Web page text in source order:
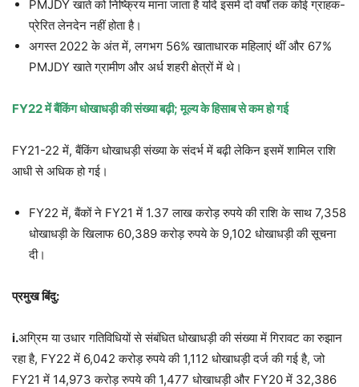
PMJDY खाते को निष्क्रिय माना जाता है यदि इसमें दो वर्षों तक कोई ग्राहक-
प्रेरित लेनदेन नहीं होता है।
अगस्त 2022 के अंत में, लगभग 56% खाताधारक महिलाएं थीं और 67%
PMJDY खाते ग्रामीण और अर्ध शहरी क्षेत्रों में थे।
FY22 में बैंकिंग धोखाधड़ी की संख्या बढ़ी; मूल्य के हिसाब से कम हो गई
FY21-22 में, बैंकिंग धोखाधड़ी संख्या के संदर्भ में बढ़ी लेकिन इसमें शामिल राशि
आधी से अधिक हो गई।
FY22 में, बैंकों ने FY21 में 1.37 लाख करोड़ रुपये की राशि के साथ 7,358
धोखाधड़ी के खिलाफ 60,389 करोड़ रुपये के 9,102 धोखाधड़ी की सूचना
दी।
प्रमुख बिंदु:
i.अग्रिम या उधार गतिविधियों से संबंधित धोखाधड़ी की संख्या में गिरावट का रुझान
रहा है, FY22 में 6,042 करोड़ रुपये की 1,112 धोखाधड़ी दर्ज की गई है, जो
FY21 में 14,973 करोड़ रुपये की 1,477 धोखाधड़ी और FY20 में 32,386